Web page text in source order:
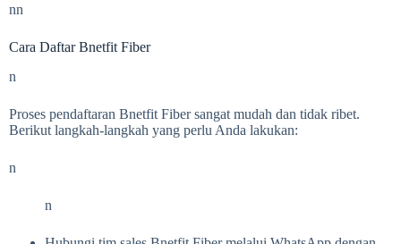
nn
Cara Daftar Bnetfit Fiber
n
Proses pendaftaran Bnetfit Fiber sangat mudah dan tidak ribet.
Berikut langkah-langkah yang perlu Anda lakukan:
n
n